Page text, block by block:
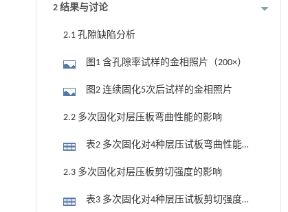
2 结果与讨论
2.1 孔隙缺陷分析
图1 含孔隙率试样的金相照片（200×）
图2 连续固化5次后试样的金相照片
2.2 多次固化对层压板弯曲性能的影响
表2 多次固化对4种层压试板弯曲性能的
影响
2.3 多次固化对层压板剪切强度的影响
表3 多次固化对4种层压试板剪切强度的